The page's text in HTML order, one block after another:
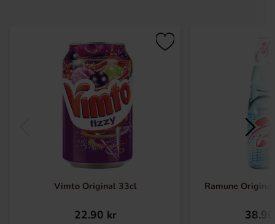
Vimto Original 33cl
22.90 kr
Ramune